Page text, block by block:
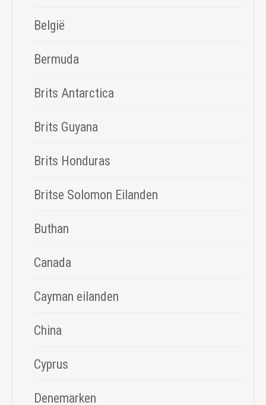
België
Bermuda
Brits Antarctica
Brits Guyana
Brits Honduras
Britse Solomon Eilanden
Buthan
Canada
Cayman eilanden
China
Cyprus
Denemarken